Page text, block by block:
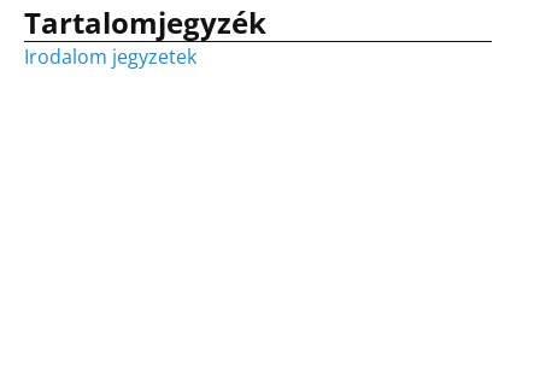
Tartalomjegyzék
Irodalom jegyzetek